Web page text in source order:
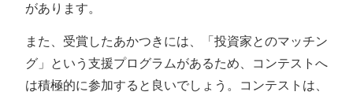
があります。
また、受賞したあかつきには、「投資家とのマッチン
グ」という支援プログラムがあるため、コンテストへ
は積極的に参加すると良いでしょう。コンテストは、